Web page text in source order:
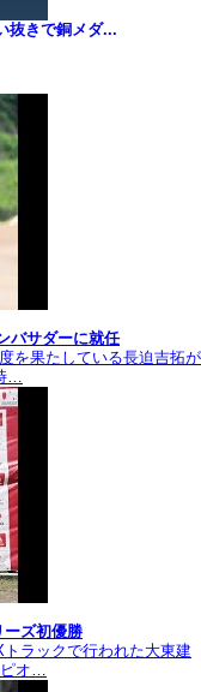
抜きで銅メダ...
バサダーに就任
を果たしている長迫吉拓が
…
ーズ初優勝
ラックで行われた大東建
オ…